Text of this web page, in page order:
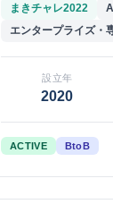
まきチャレ2022
エンタープライズ・
設立年
2020
ACTIVE BtoB